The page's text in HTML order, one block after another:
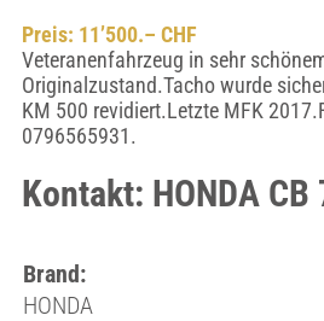
Preis: 11’500.– CHF
Veteranenfahrzeug in sehr
Originalzustand.Tacho wurde
KM 500 revidiert.Letzte MFK
0796565931.
Kontakt: HONDA CB
Brand:
HONDA